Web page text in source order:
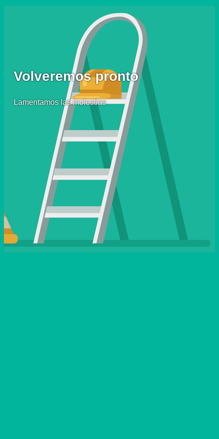
Volveremos pronto
Lamentamos las molestias